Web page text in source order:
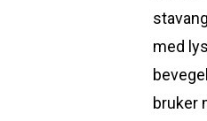
med
bruker